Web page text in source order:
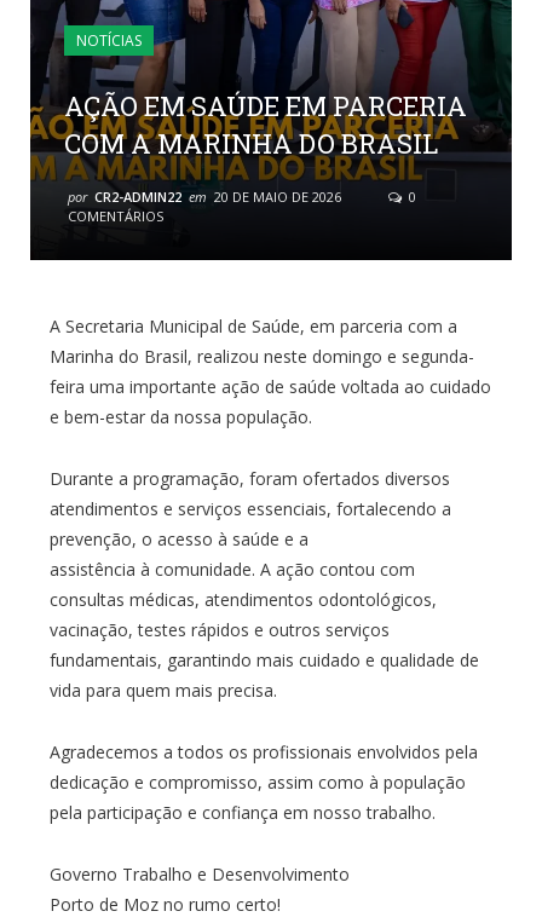
NOTÍCIAS
AÇÃO EM SAÚDE EM PARCERIA
COM A MARINHA DO BRASIL
por CR2-ADMIN22 em 20 DE MAIO DE 2026
0
COMENTÁRIOS
A Secretaria Municipal de Saúde, em parceria com a
Marinha do Brasil, realizou neste domingo e segunda-
feira uma importante ação de saúde voltada ao cuidado
e bem-estar da nossa população.
Durante a programação, foram ofertados diversos
atendimentos e serviços essenciais, fortalecendo a
prevenção, o acesso à saúde e a
assistência à comunidade. A ação contou com
consultas médicas, atendimentos odontológicos,
vacinação, testes rápidos e outros serviços
fundamentais, garantindo mais cuidado e qualidade de
vida para quem mais precisa.
Agradecemos a todos os profissionais envolvidos pela
dedicação e compromisso, assim como à população
pela participação e confiança em nosso trabalho.
Governo Trabalho e Desenvolvimento
Porto de Moz no rumo certo!